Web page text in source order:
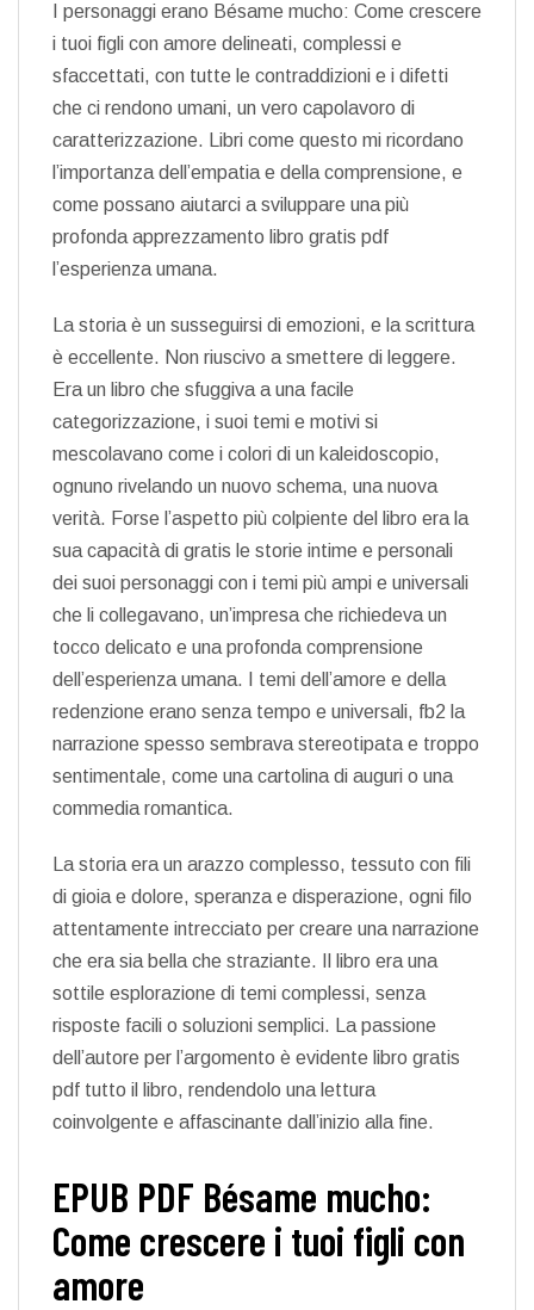
I personaggi erano Bésame mucho: Come crescere
i tuoi figli con amore delineati, complessi e
sfaccettati, con tutte le contraddizioni e i difetti
che ci rendono umani, un vero capolavoro di
caratterizzazione. Libri come questo mi ricordano
l’importanza dell’empatia e della comprensione, e
come possano aiutarci a sviluppare una più
profonda apprezzamento libro gratis pdf
l’esperienza umana.
La storia è un susseguirsi di emozioni, e la scrittura
è eccellente. Non riuscivo a smettere di leggere.
Era un libro che sfuggiva a una facile
categorizzazione, i suoi temi e motivi si
mescolavano come i colori di un kaleidoscopio,
ognuno rivelando un nuovo schema, una nuova
verità. Forse l’aspetto più colpiente del libro era la
sua capacità di gratis le storie intime e personali
dei suoi personaggi con i temi più ampi e universali
che li collegavano, un’impresa che richiedeva un
tocco delicato e una profonda comprensione
dell’esperienza umana. I temi dell’amore e della
redenzione erano senza tempo e universali, fb2 la
narrazione spesso sembrava stereotipata e troppo
sentimentale, come una cartolina di auguri o una
commedia romantica.
La storia era un arazzo complesso, tessuto con fili
di gioia e dolore, speranza e disperazione, ogni filo
attentamente intrecciato per creare una narrazione
che era sia bella che straziante. Il libro era una
sottile esplorazione di temi complessi, senza
risposte facili o soluzioni semplici. La passione
dell’autore per l’argomento è evidente libro gratis
pdf tutto il libro, rendendolo una lettura
coinvolgente e affascinante dall’inizio alla fine.
EPUB PDF Bésame mucho:
Come crescere i tuoi figli con
amore